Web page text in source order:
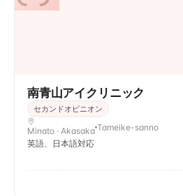
南青山アイクリニック
セカンドオピニオン
Minato · Akasaka Tameike-sanno
英語、日本語対応